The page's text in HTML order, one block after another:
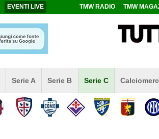
EVENTI LIVE TMW RADIO TMW
Serie A Serie B Serie C